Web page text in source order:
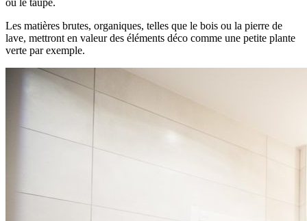
Les matières brutes, organiques, telles que le bois ou la pierre de
lave, mettront en valeur des éléments déco comme une petite plante
verte par exemple.